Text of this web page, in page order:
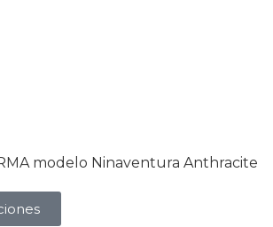
modelo Ninaventura Anthracite